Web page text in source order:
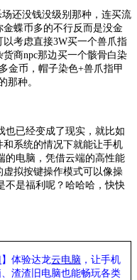
还没钱没级别那种，连买流
蝶币多的不行反而是没金
考虑直接3W买一个兽爪指
商npc那边买一个骸骨白染
金币，帽子染色+兽爪指甲
那种。
也已经变成了现实，就比如
系统的情况下就能让手机
的电脑，凭借云端的高性能
拟按键操作模式可以像操
不是福利呢？哈哈哈，快快
】体验达龙云电脑 ，让手机
渣渣旧电脑也能畅玩各类